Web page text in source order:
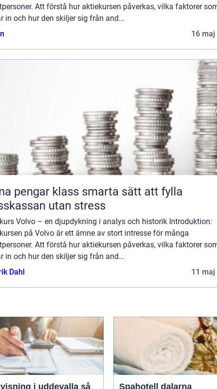
Att förstå hur aktiekursen påverkas, vilka faktorer
in och hur den skiljer sig från and...
16 maj
klass smarta sätt att fylla
utan stress
Volvo – en djupdykning i analys och historik Introduktion:
på Volvo är ett ämne av stort intresse för många
Att förstå hur aktiekursen påverkas, vilka faktorer
in och hur den skiljer sig från and...
Dahl
11 maj
i uddevalla så Spahotell dalarna